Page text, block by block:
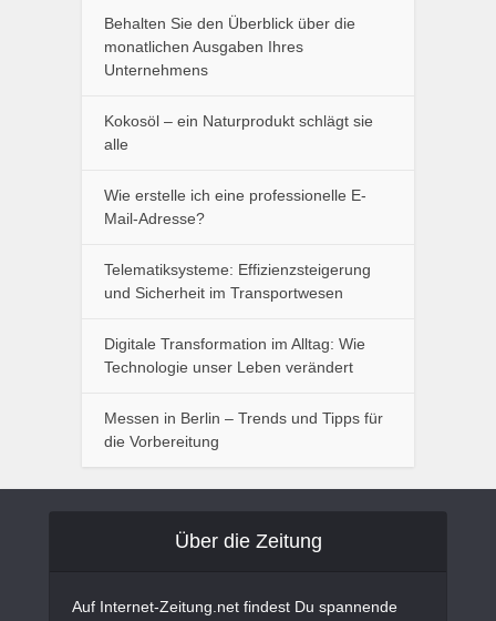
Behalten Sie den Überblick über die
monatlichen Ausgaben Ihres
Unternehmens
Kokosöl – ein Naturprodukt schlägt sie
alle
Wie erstelle ich eine professionelle E-
Mail-Adresse?
Telematiksysteme: Effizienzsteigerung
und Sicherheit im Transportwesen
Digitale Transformation im Alltag: Wie
Technologie unser Leben verändert
Messen in Berlin – Trends und Tipps für
die Vorbereitung
Über die Zeitung
Auf Internet-Zeitung.net findest Du spannende